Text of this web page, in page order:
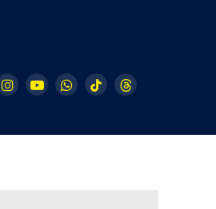
Instagram
YouTubeWhatsApp
TikTokThreads